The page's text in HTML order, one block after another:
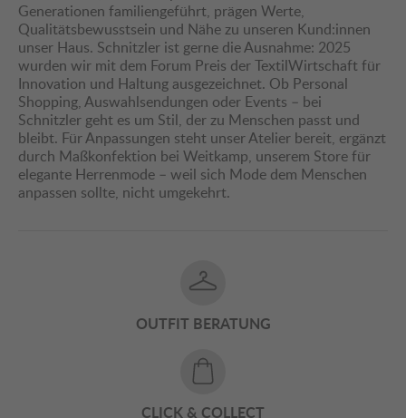
Generationen familiengeführt, prägen Werte,
Qualitätsbewusstsein und Nähe zu unseren Kund:innen
unser Haus. Schnitzler ist gerne die Ausnahme: 2025
wurden wir mit dem Forum Preis der TextilWirtschaft für
Innovation und Haltung ausgezeichnet. Ob Personal
Shopping, Auswahlsendungen oder Events – bei
Schnitzler geht es um Stil, der zu Menschen passt und
bleibt. Für Anpassungen steht unser Atelier bereit, ergänzt
durch Maßkonfektion bei Weitkamp, unserem Store für
elegante Herrenmode – weil sich Mode dem Menschen
anpassen sollte, nicht umgekehrt.
OUTFIT BERATUNG
CLICK & COLLECT